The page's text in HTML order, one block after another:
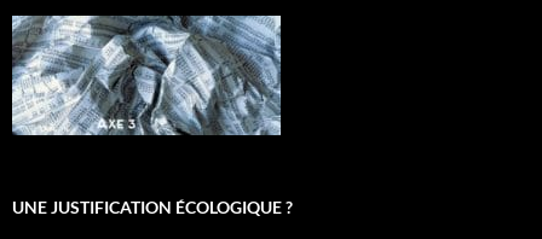
UNE JUSTIFICATION ÉCOLOGIQUE ?